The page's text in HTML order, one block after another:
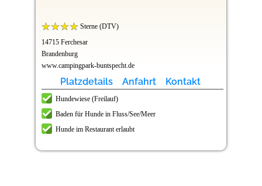
Sterne (DTV)
14715 Ferchesar
Brandenburg
www.campingpark-buntspecht.de
Platzdetails Anfahrt Kontakt
Hundewiese (Freilauf)
Baden für Hunde in Fluss/See/Meer
Hunde im Restaurant erlaubt